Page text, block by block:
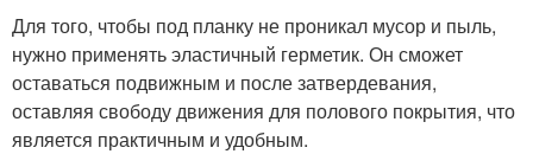
Для того, чтобы под планку не проникал мусор и пыль,
нужно применять эластичный герметик. Он сможет
оставаться подвижным и после затвердевания,
оставляя свободу движения для полового покрытия, что
является практичным и удобным.